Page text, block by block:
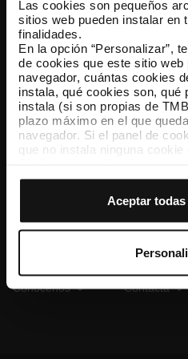
Las cookies son pequeños
sitios web pueden instalar en
finalidades.
En la opción “Personalizar”,
de cookies que este sitio web
navegador, cuántas cookies
instala, qué cookies son, qué
instala (si son propias de
plazo máximo en el que
navegador. Si el panel de
que no instala ninguna cookie
que todas estas cookies se
tipología de cookies permite
instalen o no las cookies de
Una vez que hayas marcado
hacer clic en “Seleccionar y
previamente. Te sugerimos
de personalización, porque
opciones de navegación
Aceptar
TMB App
Descárgate TMB App y compra
App Store
Conócenos Contacta